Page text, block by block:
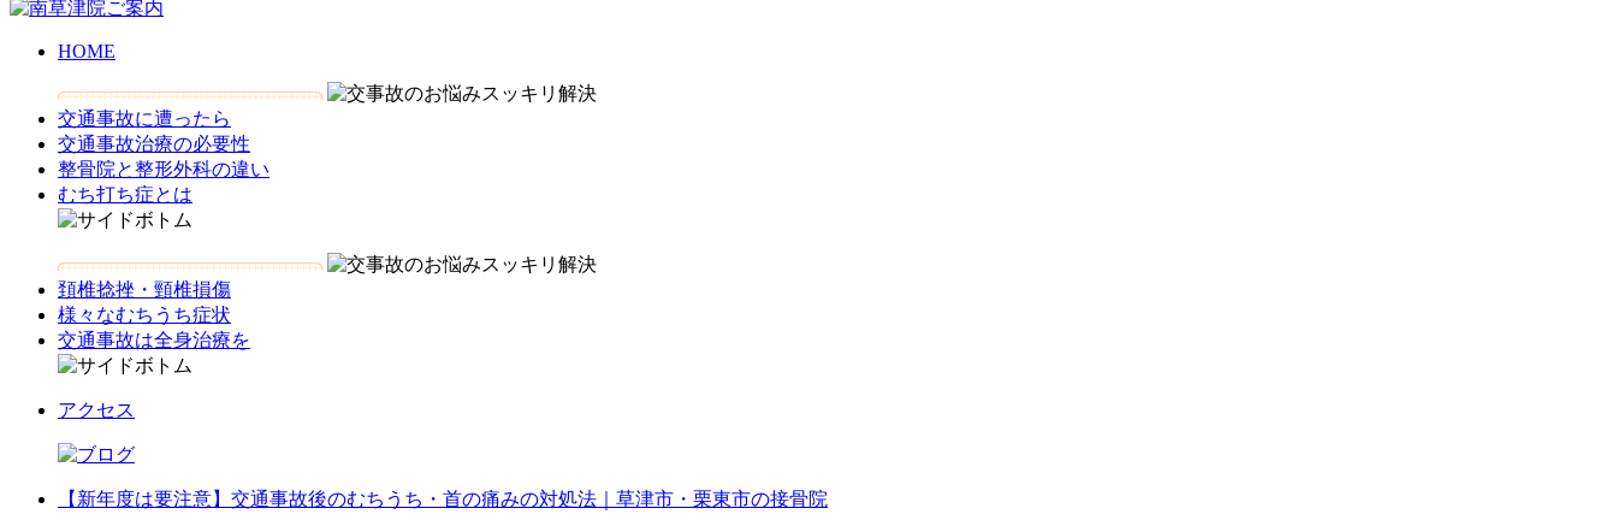
HOME
交通事故に遭ったら
交通事故治療の必要性
整骨院と整形外科の違い
むち打ち症とは
頚椎捻挫・頸椎損傷
様々なむちうち症状
交通事故は全身治療を
アクセス
【新年度は要注意】交通事故後のむちうち・首の痛みの対処法｜草津市・栗東市の接骨院